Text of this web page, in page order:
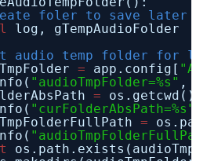
foler to save later
log, gTempAudioFolder
audio temp folder for
= app.config[
"audioTmpFolder=%s" ,
= os.getcwd()
"curFolderAbsPath=%s"
=